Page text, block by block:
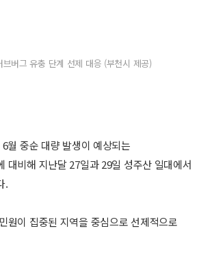
버그 유충 단계 선제 대응 (부천시 제공)
월 중순 대량 발생이 예상되는
대비해 지난달 27일과 29일 성주산 일대에서
.
원이 집중된 지역을 중심으로 선제적으로